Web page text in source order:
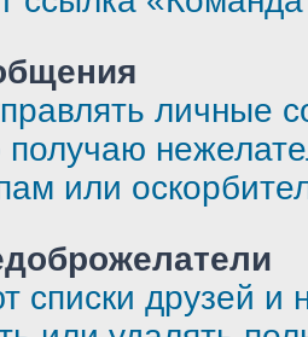
личные
получаю
или
списки друзей и